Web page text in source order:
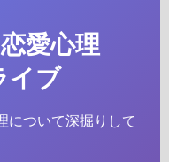
愛心理
イブ
について深掘りして